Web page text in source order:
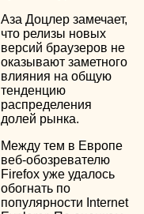
Аза Доцлер замечает,
что релизы новых
версий браузеров не
оказывают заметного
влияния на общую
тенденцию
распределения
долей рынка.
Между тем в Европе
веб-обозревателю
Firefox уже удалось
обогнать по
популярности Internet